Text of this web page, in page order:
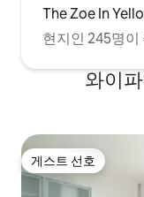
The Zoe In
현지인 245명이
와이
게스트 선호
게스트 선호